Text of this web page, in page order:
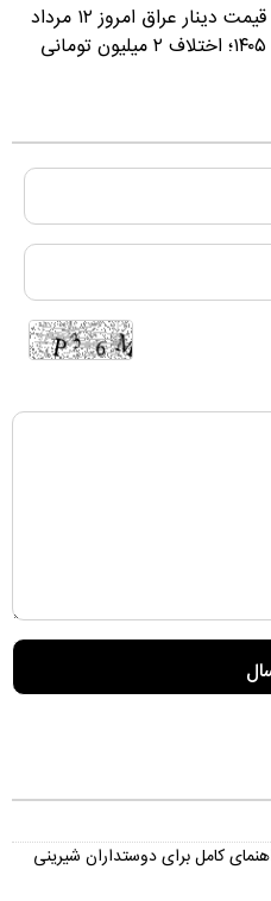
قیمت دینار عراق امروز ۱۲ مرداد
۱۴۰۵؛ اختلاف ۲ میلیون تومانی
کامل برای دوستداران شیرینی